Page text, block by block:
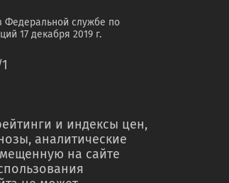
Федеральной службе по
17 декабря 2019 г.
и индексы цен,
аналитические
на сайте